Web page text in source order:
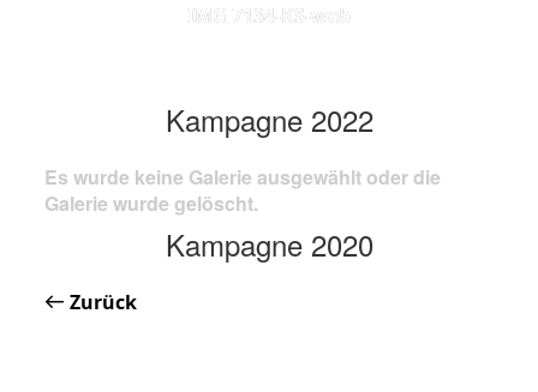
IMG 7134-KS-web
Kampagne 2022
Es wurde keine Galerie ausgewählt oder die
Galerie wurde gelöscht.
Kampagne 2020
Zurück